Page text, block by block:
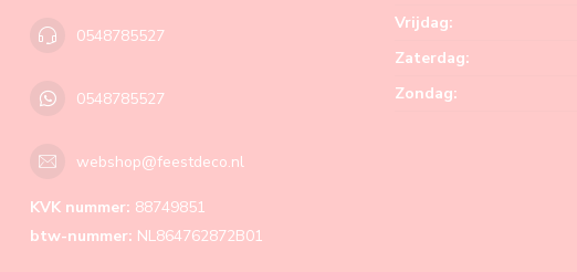
0548785527
0548785527
webshop@feestdeco.nl
KVK nummer: 88749851
btw-nummer: NL864762872B01
Vrijdag:
Zaterdag:
Zondag: